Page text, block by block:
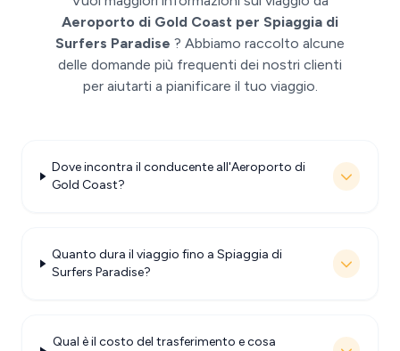
Aeroporto di Gold Coast per Spiaggia di
Surfers Paradise ? Abbiamo raccolto alcune
delle domande più frequenti dei nostri clienti
per aiutarti a pianificare il tuo viaggio.
Dove incontra il conducente all'Aeroporto di
Gold Coast?
Quanto dura il viaggio fino a Spiaggia di
Surfers Paradise?
Qual è il costo del trasferimento e cosa